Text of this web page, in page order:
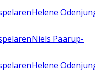
Helene
Niels Paarup-
Helene